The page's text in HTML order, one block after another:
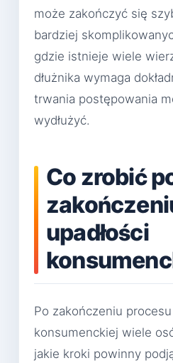
może zakończyć się
bardziej
gdzie istnieje wiele
dłużnika wymaga
trwania postępowania
wydłużyć.
Co zrobić
upadłości
Po zakończeniu procesu
konsumenckiej wiele
jakie kroki powinny